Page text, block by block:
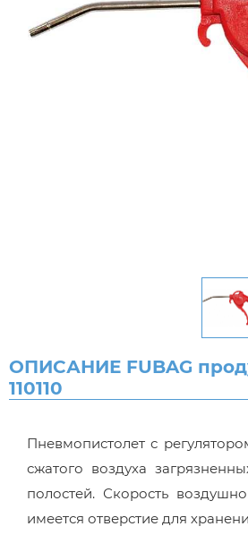
ОПИСАНИЕ FUBAG
110110
Пневмопистолет с
сжатого воздуха
полостей. Скорость
имеется отверстие для